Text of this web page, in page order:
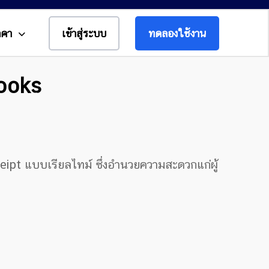
า เข้าสู่ระบบ ทดลองใช้งาน
แบบเรียลไทม์ ซึ่งอำนวยความสะดวกแก่ผู้